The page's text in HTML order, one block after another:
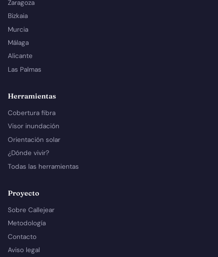
Zaragoza
Bizkaia
Murcia
Málaga
Alicante
Las Palmas
Herramientas
Cobertura fibra
Visor inundación
Orientación solar
¿Dónde vivir?
Todas las herramientas
Proyecto
Sobre Callejear
Metodología
Contacto
Aviso legal